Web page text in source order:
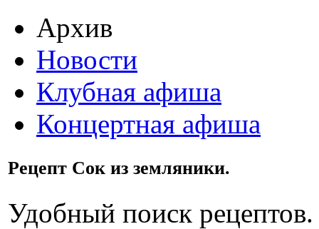
Архив
Новости
Клубная афиша
Концертная афиша
Рецепт Сок из земляники.
Удобный поиск рецептов.